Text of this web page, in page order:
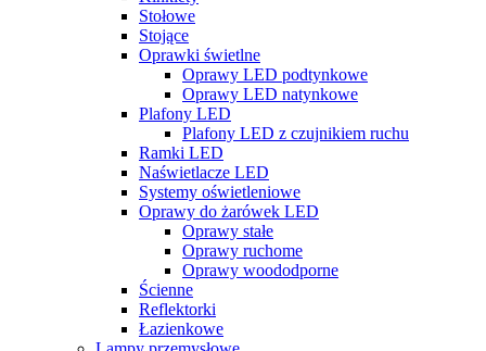
Stołowe
Stojące
Oprawki świetlne
Oprawy LED podtynkowe
Oprawy LED natynkowe
Plafony LED
Plafony LED z czujnikiem ruchu
Ramki LED
Naświetlacze LED
Systemy oświetleniowe
Oprawy do żarówek LED
Oprawy stałe
Oprawy ruchome
Oprawy woododporne
Ścienne
Reflektorki
Łazienkowe